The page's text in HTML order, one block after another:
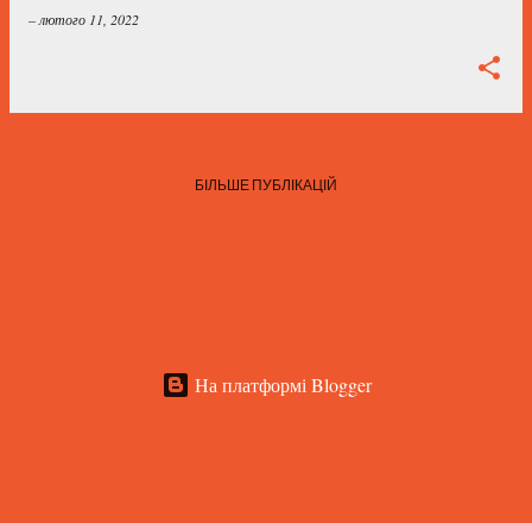
–лютого 11, 2022
БІЛЬШЕ ПУБЛІКАЦІЙ
На платформі Blogger